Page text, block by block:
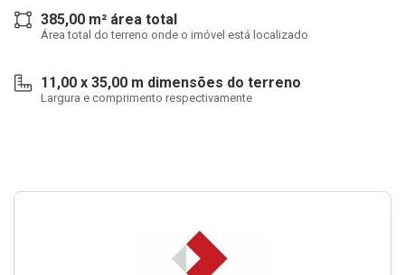
385,00 m² área total
Área total do terreno onde o imóvel está localizado
11,00 x 35,00 m dimensões do terreno
Largura e comprimento respectivamente